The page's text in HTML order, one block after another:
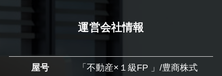
運営会社情報
屋号
「不動産×１級FP 」/豊商株式